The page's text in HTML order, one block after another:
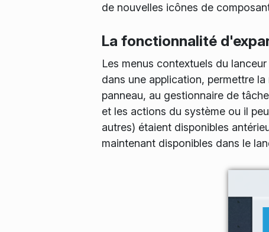
de nouvelles icônes de
La fonctionnalité
Les menus contextuels du
dans une application, permettre
panneau, au gestionnaire de
et les actions du système ou il
autres) étaient disponibles
maintenant disponibles dans le